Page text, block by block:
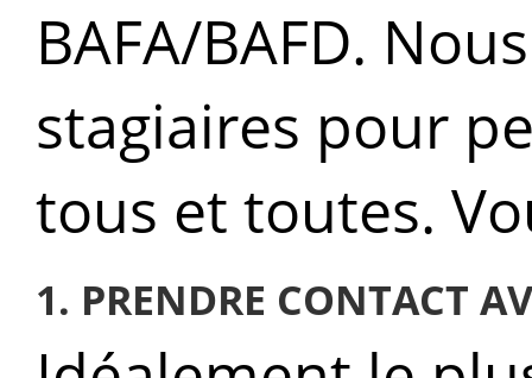
BAFA/BAFD.
stagiaires pour
tous et toutes.
1. PRENDRE CONTACT